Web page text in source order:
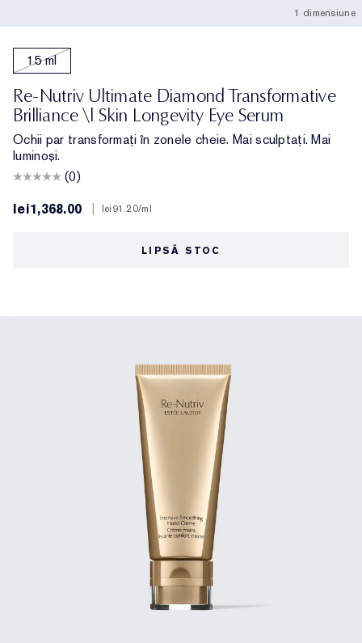
1 dimensiune
15 ml
Re-Nutriv Ultimate Diamond Transformative
Brilliance \| Skin Longevity Eye Serum
Ochii par transformați în zonele cheie. Mai sculptați. Mai
luminoși.
(0)
lei1,368.00
lei91.20/ml
LIPSĂ STOC